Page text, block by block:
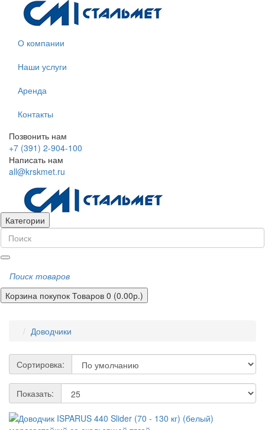
О компании
Наши услуги
Аренда
Контакты
Позвонить нам
+7 (391) 2-904-100
Написать нам
all@krskmet.ru
Категории
Поиск товаров
Корзина покупок Товаров 0 (0.00р.)
Доводчики
Сортировка:
Показать: